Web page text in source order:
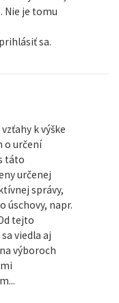
Nie je tomu
sa.
k výške
o určení
táto
určenej
správy,
úschovy, napr.
tejto
viedla aj
výboroch